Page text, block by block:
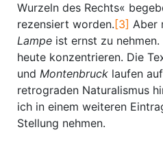
Wurzeln des Rechts«
rezensiert worden. [3] Aber
Lampe ist ernst zu
heute konzentrieren. Die
und Montenbruck laufen
retrograden Naturalismus
ich in einem weiteren
Stellung nehmen.